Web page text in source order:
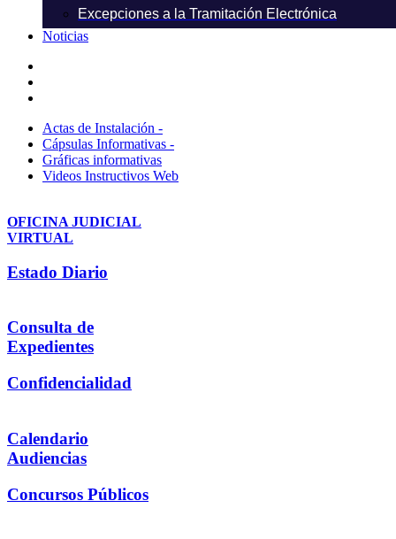
Excepciones a la Tramitación Electrónica
Noticias
Actas de Instalación -
Cápsulas Informativas -
Gráficas informativas
Videos Instructivos Web
OFICINA JUDICIAL
VIRTUAL
Estado Diario
Consulta de
Expedientes
Confidencialidad
Calendario
Audiencias
Concursos Públicos